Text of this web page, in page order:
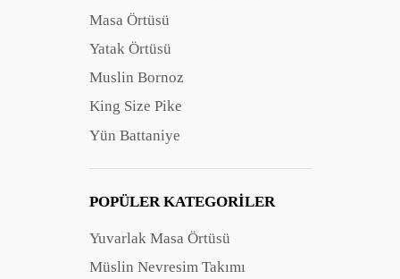
Masa Örtüsü
Yatak Örtüsü
Muslin Bornoz
King Size Pike
Yün Battaniye
POPÜLER KATEGORILER
Yuvarlak Masa Örtüsü
Müslin Nevresim Takımı